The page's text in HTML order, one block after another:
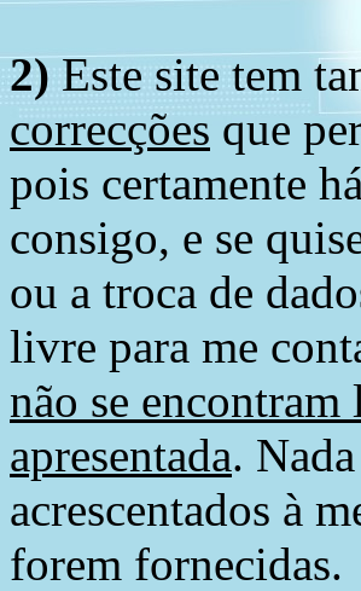
2)Este site tem
correcções que
pois certamente
consigo, e se
ou a troca de
livre para me
não se
apresentada.
acrescentados à
forem fornecidas.